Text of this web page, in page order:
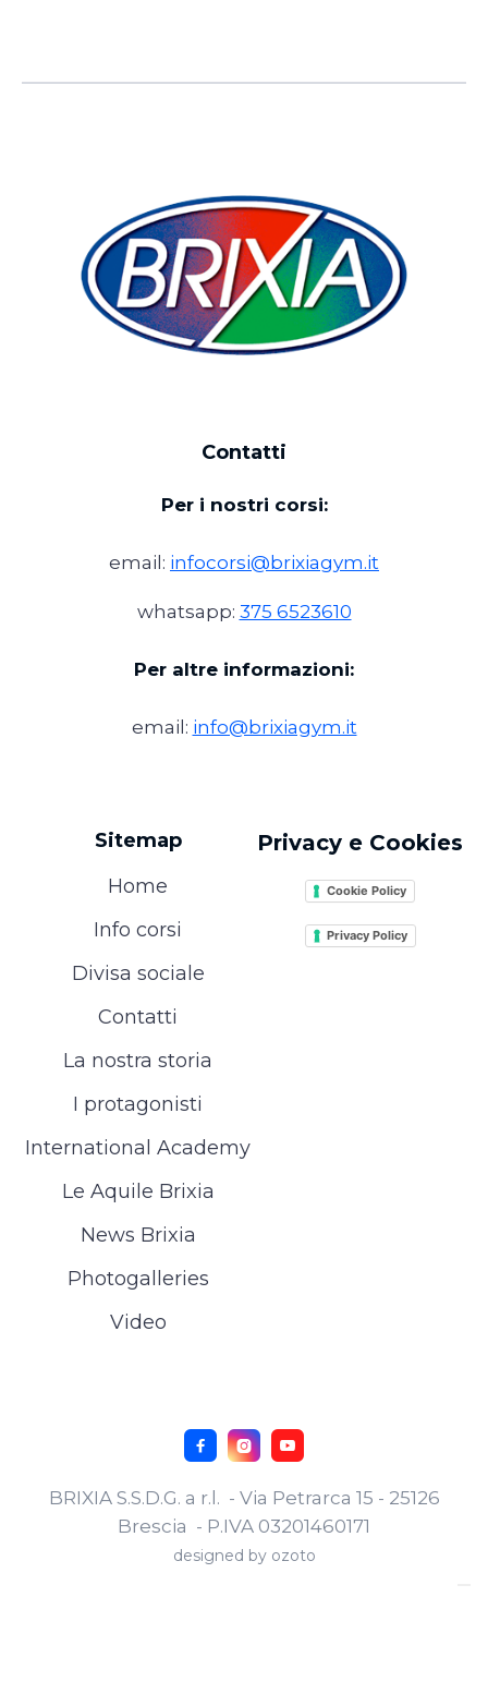
Contatti
Per i nostri corsi:
email: infocorsi@brixiagym.it
whatsapp: 375 6523610
Per altre informazioni:
email: info@brixiagym.it
Sitemap
Home
Info corsi
Divisa sociale
Contatti
La nostra storia
I protagonisti
International Academy
Le Aquile Brixia
News Brixia
Photogalleries
Video
Privacy e Cookies
Cookie Policy
Privacy Policy
BRIXIA S.S.D.G. a r.l. - Via Petrarca 15 - 25126
Brescia - P.IVA 03201460171
designed by ozoto
  